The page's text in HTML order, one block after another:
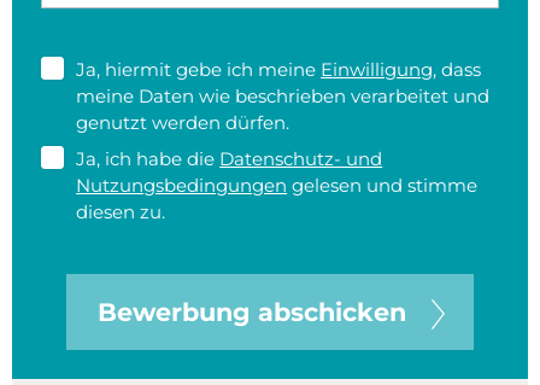
Ja, hiermit gebe ich meine Einwilligung, dass
meine Daten wie beschrieben verarbeitet und
genutzt werden dürfen.
Ja, ich habe die Datenschutz- und
Nutzungsbedingungen gelesen und stimme
diesen zu.
Bewerbung abschicken